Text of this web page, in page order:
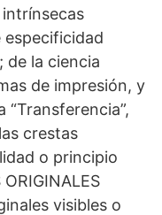
de la ciencia
de impresión, y
“Transferencia”,
crestas
o principio
visibles o